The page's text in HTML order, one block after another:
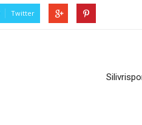
Twitter